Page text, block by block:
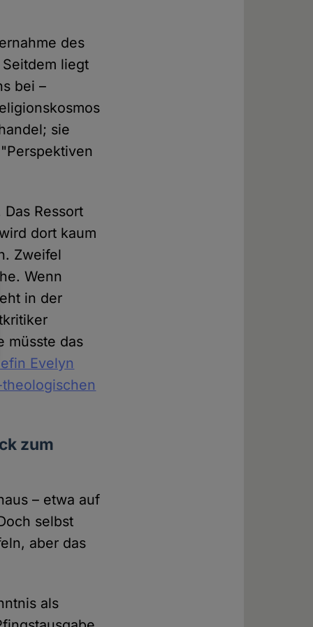
des
Seitdem liegt
bei –
sie
Ressort
dort kaum
Zweifel
Wenn
in der
müsste das
Evelyn
zum
– etwa auf
selbst
aber das
als